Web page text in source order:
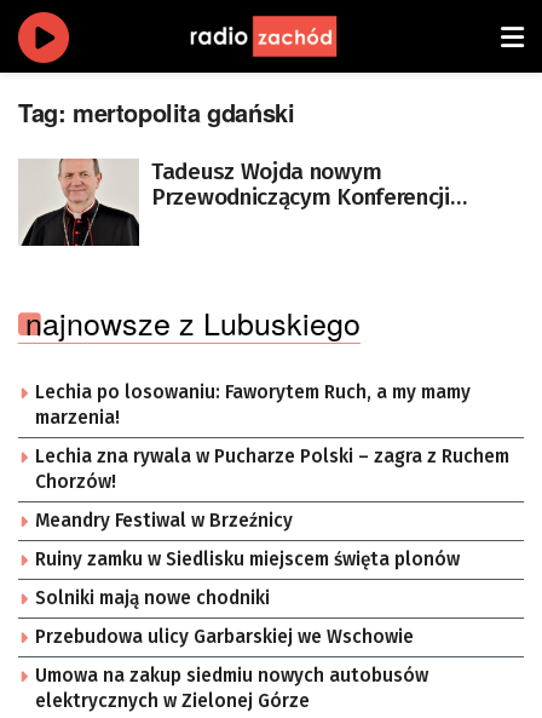
Tag: mertopolita gdański
Tadeusz Wojda nowym
Przewodniczącym Konferencji
najnowsze z Lubuskiego
Lechia po losowaniu: Faworytem Ruch, a my mamy
marzenia!
Lechia zna rywala w Pucharze Polski – zagra z Ruchem
Chorzów!
Meandry Festiwal w Brzeźnicy
Ruiny zamku w Siedlisku miejscem święta plonów
Solniki mają nowe chodniki
Przebudowa ulicy Garbarskiej we Wschowie
Umowa na zakup siedmiu nowych autobusów
elektrycznych w Zielonej Górze